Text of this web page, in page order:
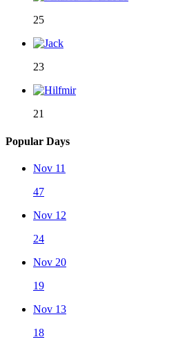
25
23
21
Popular Days
Nov 11
47
Nov 12
24
Nov 20
19
Nov 13
18